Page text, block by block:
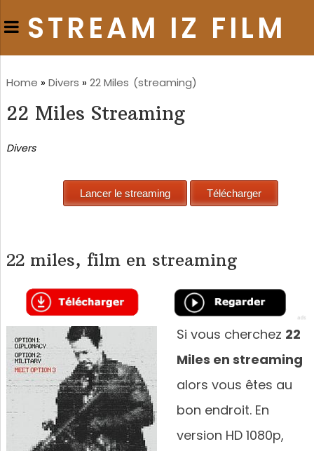
STREAM IZ FILM
Home »Divers »22 Miles (streaming)
22 Miles Streaming
Divers
22 miles, film en streaming
Si vous cherchez 22
Miles en streaming
alors vous êtes au
bon endroit. En
version HD 1080p,